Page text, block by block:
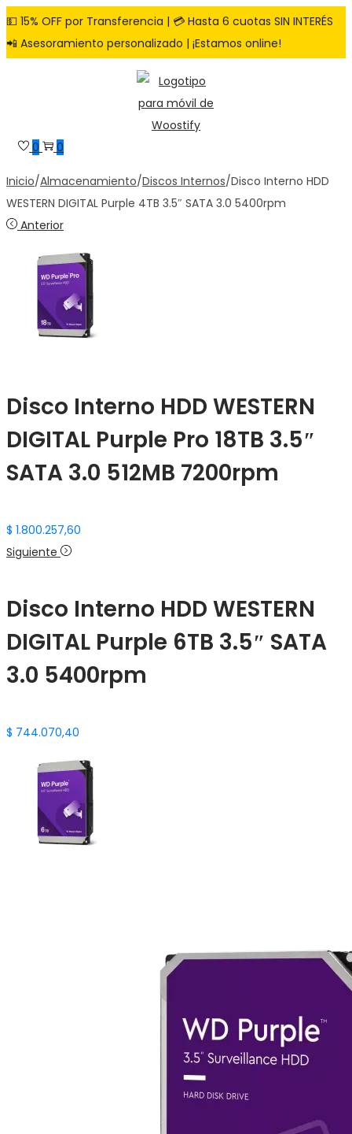
💵 15% OFF por Transferencia | 💳 Hasta 6 cuotas SIN INTERÉS
📲 Asesoramiento personalizado | ¡Estamos online!
navegación
0
0
Inicio/Almacenamiento/Discos Internos/Disco Interno HDD
WESTERN DIGITAL Purple 4TB 3.5″ SATA 3.0 5400rpm
Anterior
Disco Interno HDD WESTERN
DIGITAL Purple Pro 18TB 3.5″
SATA 3.0 512MB 7200rpm
$ 1.800.257,60
Siguiente
Disco Interno HDD WESTERN
DIGITAL Purple 6TB 3.5″ SATA
3.0 5400rpm
$ 744.070,40